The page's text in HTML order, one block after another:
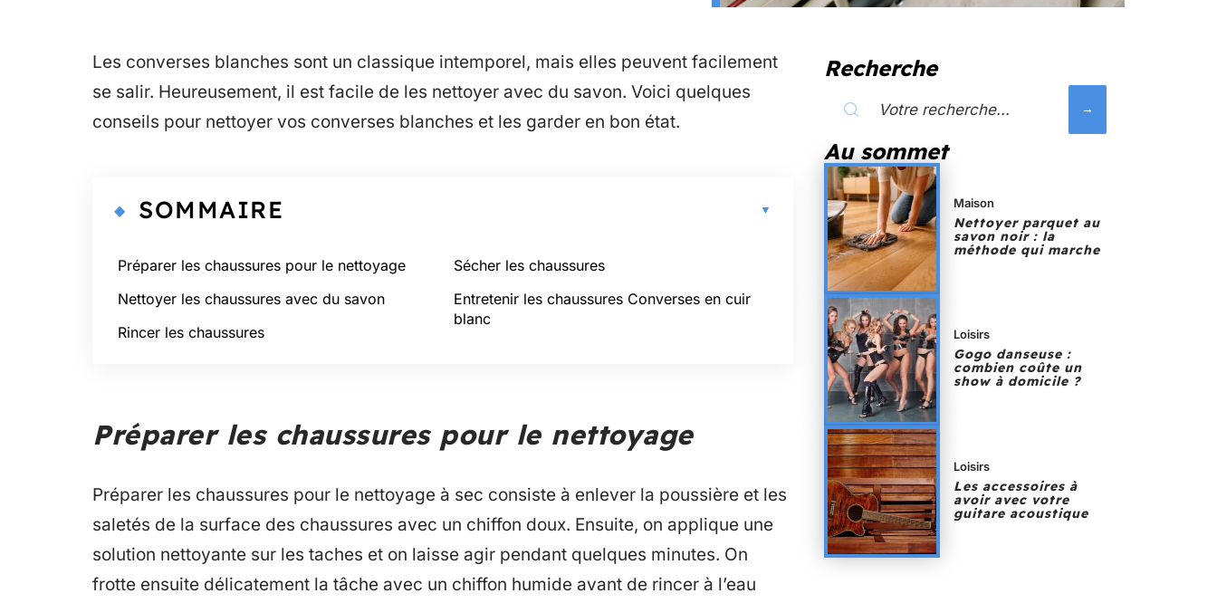
Les converses blanches sont un classique intemporel, mais elles peuvent facilement
se salir. Heureusement, il est facile de les nettoyer avec du savon. Voici quelques
conseils pour nettoyer vos converses blanches et les garder en bon état.
SOMMAIRE
Préparer les chaussures pour le nettoyage
Nettoyer les chaussures avec du savon
Rincer les chaussures
Sécher les chaussures
Entretenir les chaussures Converses en cuir
blanc
Préparer les chaussures pour le nettoyage
Préparer les chaussures pour le nettoyage à sec consiste à enlever la poussière et les
saletés de la surface des chaussures avec un chiffon doux. Ensuite, on applique une
solution nettoyante sur les taches et on laisse agir pendant quelques minutes. On
frotte ensuite délicatement la tâche avec un chiffon humide avant de rincer à l’eau
Recherche
Au sommet
Maison
Nettoyer parquet au
savon noir : la
méthode qui marche
Loisirs
Gogo danseuse :
combien coûte un
show à domicile ?
Loisirs
Les accessoires à
avoir avec votre
guitare acoustique